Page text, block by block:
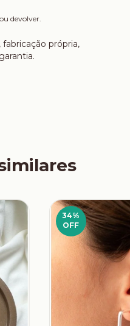
devolver.
própria,
34%
OFF